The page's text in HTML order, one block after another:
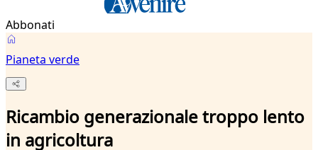
Abbonati
Pianeta verde
Ricambio generazionale troppo lento
in agricoltura